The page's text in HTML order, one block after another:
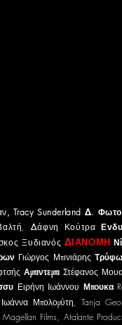
, Tracy Sunderland Δ.
Δάφνη Κούτρα
Ξυδιανός ΔΙΑΝΟΜΗ
Γιώργος Μπινιάρης
Αμπιντεμπι Στέφανος
Ειρήνη Ιωάννου Μπουκα
Ιωάννα Μπολομύτη, Tanja
Films, Atalante